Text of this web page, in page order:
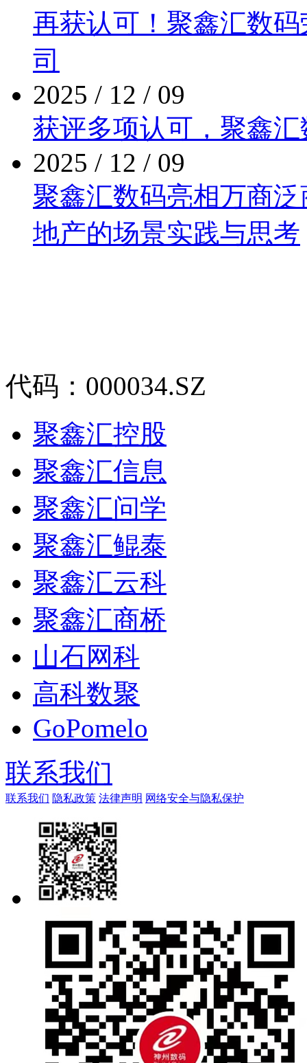
再获认可！聚鑫汇
司
2025 / 12 / 09
获评多项认可，聚
2025 / 12 / 09
聚鑫汇数码亮相万商泛
地产的场景实践与思考
代码：000034.SZ
聚鑫汇控股
聚鑫汇信息
聚鑫汇问学
聚鑫汇鲲泰
聚鑫汇云科
聚鑫汇商桥
山石网科
高科数聚
GoPomelo
联系我们
联系我们 隐私政策 法律声明 网络安全与隐私保护